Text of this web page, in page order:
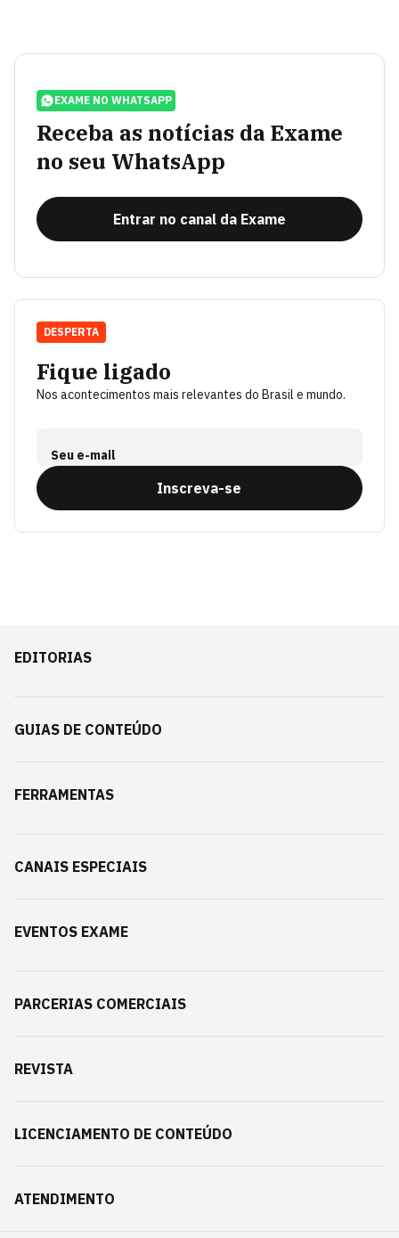
EXAME NO WHATSAPP
Receba as notícias da Exame
no seu WhatsApp
Entrar no canal da Exame
Fique ligado
Nos acontecimentos mais relevantes do Brasil e mundo.
Seu e-mail
Inscreva-se
DESPERTA
EDITORIAS
GUIAS DE CONTEÚDO
FERRAMENTAS
CANAIS ESPECIAIS
EVENTOS EXAME
PARCERIAS COMERCIAIS
REVISTA
LICENCIAMENTO DE CONTEÚDO
ATENDIMENTO